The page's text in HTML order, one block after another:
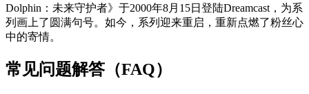
Dolphin：未来守护者》于2000年8月15日登陆Dreamcast，为系
列画上了圆满句号。如今，系列迎来重启，重新点燃了粉丝心
中的寄情。
常见问题解答（FAQ）